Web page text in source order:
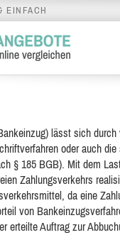
EINFACH
lässt sich
oder auch
§ 185 BGB). Mit dem
Zahlungsverkehrs
da eine
von
erteilte Auftrag zur